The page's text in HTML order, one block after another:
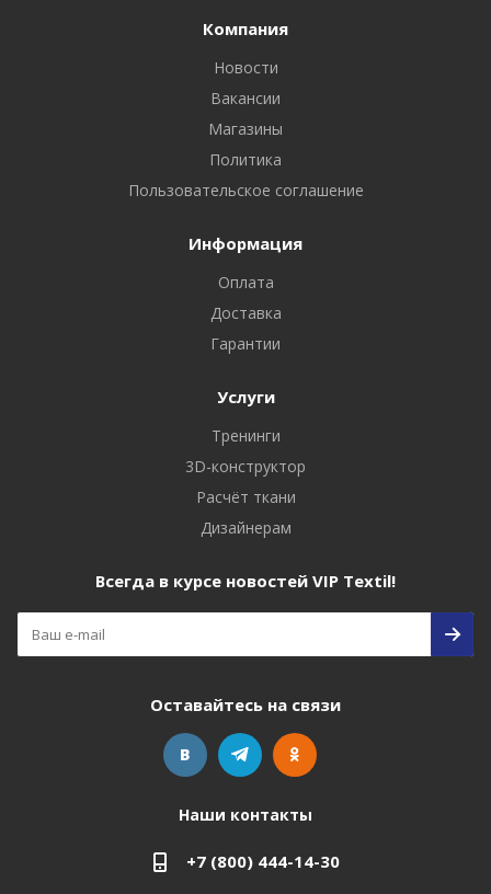
Компания
Новости
Вакансии
Магазины
Политика
Пользовательское соглашение
Информация
Оплата
Доставка
Гарантии
Услуги
Тренинги
3D-конструктор
Расчёт ткани
Дизайнерам
Всегда в курсе новостей VIP Textil!
Оставайтесь на связи
Наши контакты
+7 (800) 444-14-30